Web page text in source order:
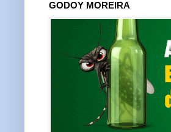
GODOY MOREIRA